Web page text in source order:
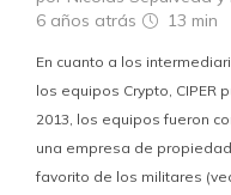
6 años atrás
13 min
En cuanto a los
los equipos Crypto,
2013, los equipos fueron
una empresa de
favorito de los militares